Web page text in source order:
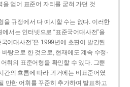
얻어 표준어 자리를 굳혀 가던 것
을 규정에서 다 예시할 수는 없다. 이러한
서는 인터넷으로 “표준국어대사전”을
어대사전”은 1999년에 초판이 발간된
탕으로 한 것으로, 현재에도 계속 수정·
휘의 표준어형을 확인할 수 있다. 그뿐
간의 흐름에 따라 과거에는 비표준어였
만한 어휘를 꾸준히 추가하여 발표하고